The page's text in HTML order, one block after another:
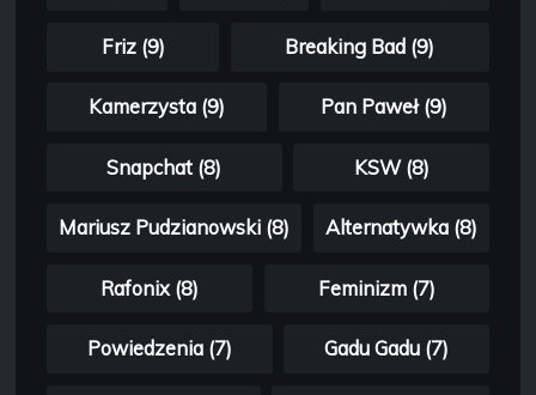
Friz (9) Breaking Bad (9)
Kamerzysta (9) Pan Paweł (9)
Snapchat (8) KSW (8)
Mariusz Pudzianowski (8) Alternatywka (8)
Rafonix (8) Feminizm (7)
Powiedzenia (7) Gadu Gadu (7)